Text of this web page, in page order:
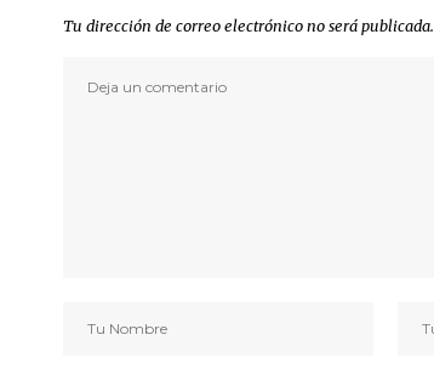
Tu dirección de correo electrónico no será publicada.